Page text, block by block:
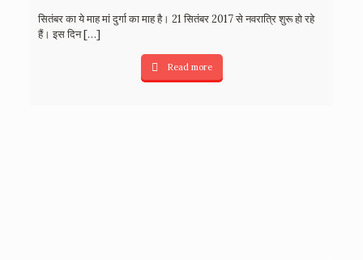
सितंबर का ये माह मां दुर्गा का माह है। 21 सितंबर 2017 से नवरात्रि शुरू हो रहे
हैं। इस दिन[…]
Read more